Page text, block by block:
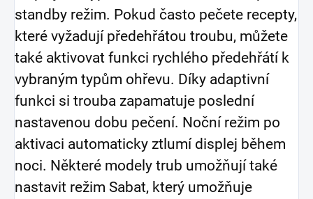
standby režim. Pokud často pečete recepty,
které vyžadují předehřátou troubu, můžete
také aktivovat funkci rychlého předehřátí k
vybraným typům ohřevu. Díky adaptivní
funkci si trouba zapamatuje poslední
nastavenou dobu pečení. Noční režim po
aktivaci automaticky ztlumí displej během
noci. Některé modely trub umožňují také
nastavit režim Sabat, který umožňuje